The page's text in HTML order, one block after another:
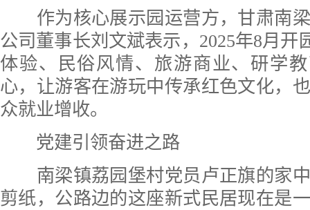
作为核心展示园运营方，甘肃南梁
公司董事长刘文斌表示，2025年8月开
体验、民俗风情、旅游商业、研学
心，让游客在游玩中传承红色文化，
众就业增收。
党建引领奋进之路
南梁镇荔园堡村党员卢正旗的家中
剪纸，公路边的这座新式民居现在是